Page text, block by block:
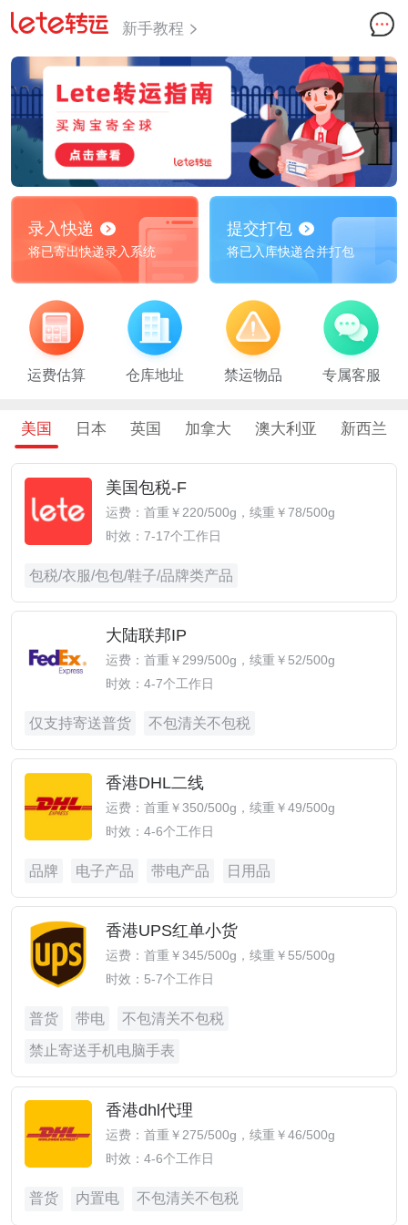
新手教程
录入快递
将已寄出快递录入系统
提交打包
将已入库快递合并打包
运费估算 仓库地址 禁运物品 专属客服
美国 日本 英国 加拿大 澳大利亚 新西兰
美国包税-F
运费：首重￥220/500g，续重￥78/500g
时效：7-17个工作日
包税/衣服/包包/鞋子/品牌类产品
大陆联邦IP
运费：首重￥299/500g，续重￥52/500g
时效：4-7个工作日
仅支持寄送普货 不包清关不包税
香港DHL二线
运费：首重￥350/500g，续重￥49/500g
时效：4-6个工作日
品牌 电子产品 带电产品 日用品
香港UPS红单小货
运费：首重￥345/500g，续重￥55/500g
时效：5-7个工作日
普货 带电 不包清关不包税
禁止寄送手机电脑手表
香港dhl代理
运费：首重￥275/500g，续重￥46/500g
时效：4-6个工作日
普货 内置电 不包清关不包税